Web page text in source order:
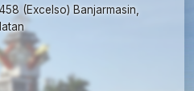
(Excelso) Banjarmasin,